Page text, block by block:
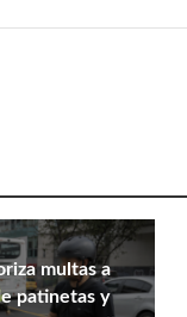
multas a
patinetas y